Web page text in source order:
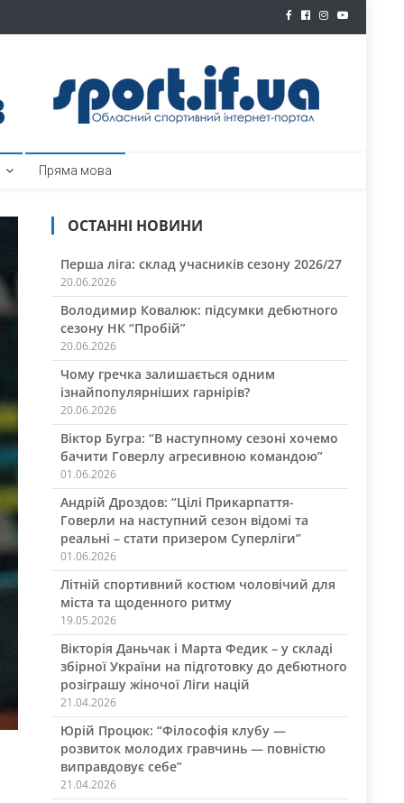
Пряма мова
ОСТАННІ НОВИНИ
Перша ліга: склад учасників сезону 2026/27
20.06.2026
Володимир Ковалюк: підсумки дебютного
сезону НК “Пробій”
20.06.2026
Чому гречка залишається одним
ізнайпопулярніших гарнірів?
20.06.2026
Віктор Бугра: “В наступному сезоні хочемо
бачити Говерлу агресивною командою”
01.06.2026
Андрій Дроздов: “Цілі Прикарпаття-
Говерли на наступний сезон відомі та
реальні – стати призером Суперліги”
01.06.2026
Літній спортивний костюм чоловічий для
міста та щоденного ритму
19.05.2026
Вікторія Даньчак і Марта Федик – у складі
збірної України на підготовку до дебютного
розіграшу жіночої Ліги націй
21.04.2026
Юрій Процюк: “Філософія клубу —
розвиток молодих гравчинь — повністю
виправдовує себе”
21.04.2026